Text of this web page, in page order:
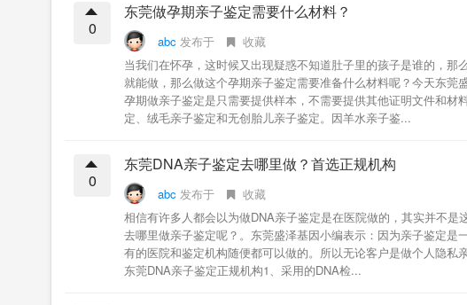
0
东莞做孕期亲子鉴定需要什么材料？
abc 发布于
收藏
当我们在怀孕，这时候又出现疑惑不知道肚子里的孩子是谁的，
就能做，那么做这个孕期亲子鉴定需要准备什么材料呢？今天东
孕期做亲子鉴定是只需要提供样本，不需要提供其他证明文件和
定、绒毛亲子鉴定和无创胎儿亲子鉴定。因羊水亲子鉴...
0
东莞DNA亲子鉴定去哪里做？首选正规机构
abc 发布于
收藏
相信有许多人都会以为做DNA亲子鉴定是在医院做的，其实并不
去哪里做亲子鉴定呢？。东莞盛泽基因小编表示：因为亲子鉴定
有的医院和鉴定机构随便都可以做的。所以无论客户是做个人隐私
东莞DNA亲子鉴定正规机构1、采用的DNA检...